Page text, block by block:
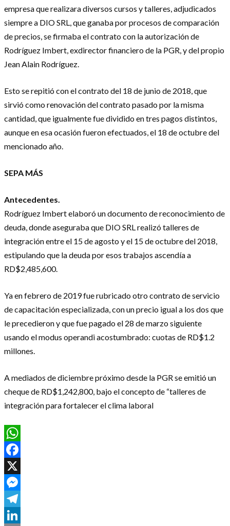
empresa que realizara diversos cursos y talleres, adjudicados
siempre a DIO SRL, que ganaba por procesos de comparación
de precios, se firmaba el contrato con la autorización de
Rodríguez Imbert, exdirector financiero de la PGR, y del propio
Jean Alain Rodríguez.
Esto se repitió con el contrato del 18 de junio de 2018, que
sirvió como renovación del contrato pasado por la misma
cantidad, que igualmente fue dividido en tres pagos distintos,
aunque en esa ocasión fueron efectuados, el 18 de octubre del
mencionado año.
SEPA MÁS
Antecedentes.
Rodríguez Imbert elaboró un documento de reconocimiento de
deuda, donde aseguraba que DIO SRL realizó talleres de
integración entre el 15 de agosto y el 15 de octubre del 2018,
estipulando que la deuda por esos trabajos ascendía a
RD$2,485,600.
Ya en febrero de 2019 fue rubricado otro contrato de servicio
de capacitación especializada, con un precio igual a los dos que
le precedieron y que fue pagado el 28 de marzo siguiente
usando el modus operandi acostumbrado: cuotas de RD$1.2
millones.
A mediados de diciembre próximo desde la PGR se emitió un
cheque de RD$1,242,800, bajo el concepto de “talleres de
integración para fortalecer el clima laboral
WhatsApp
Facebook
X
Messenger
Telegram